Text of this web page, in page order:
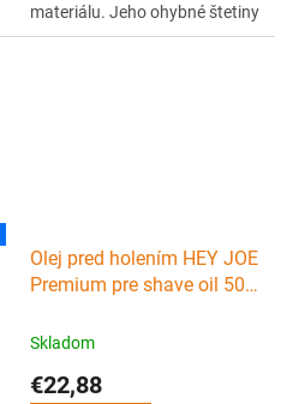
materiálu. Jeho ohybné štetiny
v troch dĺžkach jemne a rýchlo
Olej pred holením HEY JOE
Premium pre shave oil 50
Skladom
€22,88